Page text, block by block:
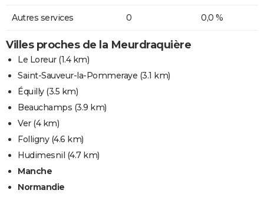
Autres services 0 0,0 %
Villes proches de la Meurdraquière
Le Loreur(1.4 km)
Saint-Sauveur-la-Pommeraye (3.1 km)
Équilly(3.5 km)
Beauchamps (3.9 km)
Ver(4 km)
Folligny(4.6 km)
Hudimesnil (4.7 km)
Manche
Normandie